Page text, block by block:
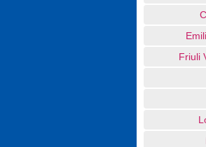
Friuli